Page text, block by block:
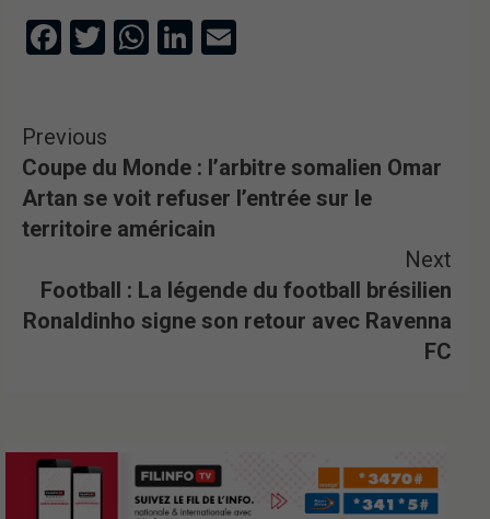
Facebook
Twitter
WhatsApp
LinkedIn
Previous
Coupe du Monde : l’arbitre somalien Omar
Artan se voit refuser l’entrée sur le
territoire américain
Next
Football : La légende du football brésilien
Ronaldinho signe son retour avec Ravenna
FC